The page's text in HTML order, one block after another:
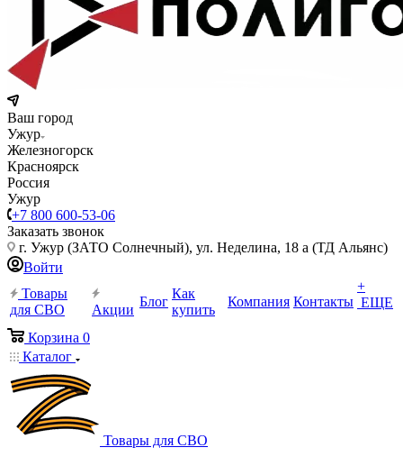
Ваш город
Ужур
Железногорск
Красноярск
Россия
Ужур
+7 800 600-53-06
Заказать звонок
г. Ужур (ЗАТО Солнечный), ул. Неделина, 18 а (ТД Альянс)
Войти
Товары
для СВО
Акции
Блог
Как
купить
Компания Контакты
+
ЕЩЕ
Корзина 0
Каталог
Товары для СВО